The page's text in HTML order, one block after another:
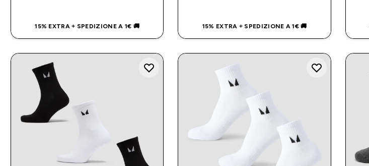
15% EXTRA + SPEDIZIONE A 1€ 🚚 15% EXTRA + SPEDIZIONE A 1€ 🚚